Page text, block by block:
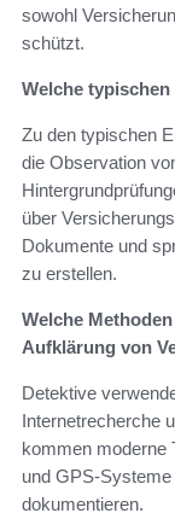
sowohl
schützt.
Welche
Zu den typischen
die Observation
über
Dokumente und
zu erstellen.
Welche
Aufklärung von
Detektive
Internetrecherche
kommen moderne
und GPS-
dokumentieren.